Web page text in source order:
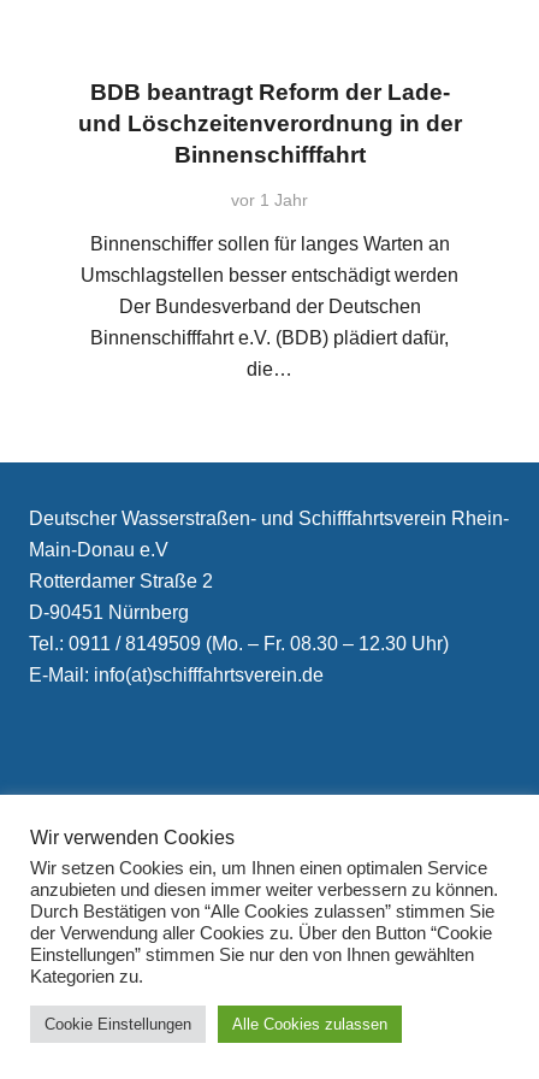
BDB beantragt Reform der Lade-
und Löschzeitenverordnung in der
Binnenschifffahrt
vor 1 Jahr
Binnenschiffer sollen für langes Warten an
Umschlagstellen besser entschädigt werden
Der Bundesverband der Deutschen
Binnenschifffahrt e.V. (BDB) plädiert dafür,
die…
Deutscher Wasserstraßen- und Schifffahrtsverein Rhein-
Main-Donau e.V
Rotterdamer Straße 2
D-90451 Nürnberg
Tel.: 0911 / 8149509 (Mo. – Fr. 08.30 – 12.30 Uhr)
E-Mail: info(at)schifffahrtsverein.de
Impressum
Datenschutzerklärung
Wir verwenden Cookies
Wir setzen Cookies ein, um Ihnen einen optimalen Service
anzubieten und diesen immer weiter verbessern zu können.
Durch Bestätigen von “Alle Cookies zulassen” stimmen Sie
der Verwendung aller Cookies zu. Über den Button “Cookie
Einstellungen” stimmen Sie nur den von Ihnen gewählten
Kategorien zu.
Cookie Einstellungen Alle Cookies zulassen